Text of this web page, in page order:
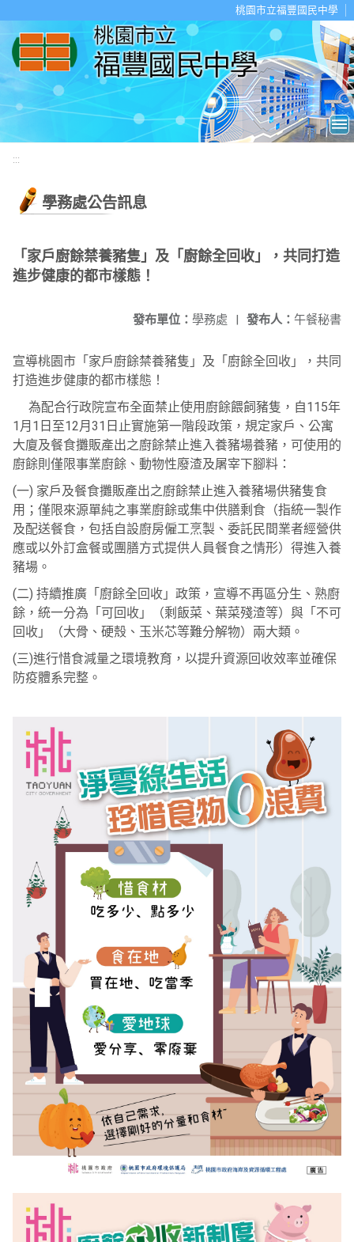
桃園市立福豐國民中學
:::
學務處公告訊息
「家戶廚餘禁養豬隻」及「廚餘全回收」，共同打造
進步健康的都市樣態！
發布人： 午餐秘書
發布單位： 學務處 |
宣導桃園市「家戶廚餘禁養豬隻」及「廚餘全回收」，共同
打造進步健康的都市樣態！
為配合行政院宣布全面禁止使用廚餘餵飼豬隻，自115年
1月1日至12月31日止實施第一階段政策，規定家戶、公寓
大廈及餐食攤販產出之廚餘禁止進入養豬場養豬，可使用的
廚餘則僅限事業廚餘、動物性廢渣及屠宰下腳料：
(一) 家戶及餐食攤販產出之廚餘禁止進入養豬場供豬隻食
用；僅限來源單純之事業廚餘或集中供膳剩食（指統一製作
及配送餐食，包括自設廚房僱工烹製、委託民間業者經營供
應或以外訂盒餐或團膳方式提供人員餐食之情形）得進入養
豬場。
(二) 持續推廣「廚餘全回收」政策，宣導不再區分生、熟廚
餘，統一分為「可回收」（剩飯菜、葉菜殘渣等）與「不可
回收」（大骨、硬殼、玉米芯等難分解物）兩大類。
(三)進行惜食減量之環境教育，以提升資源回收效率並確保
防疫體系完整。